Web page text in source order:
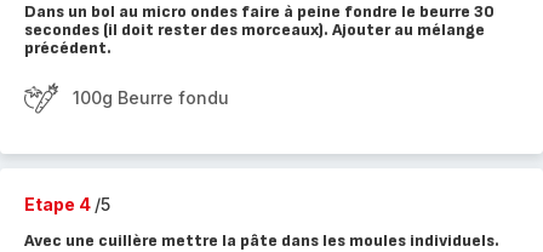
Dans un bol au micro ondes faire à peine fondre le beurre 30
secondes (il doit rester des morceaux). Ajouter au mélange
précédent.
100g Beurre fondu
Etape 4 /5
Avec une cuillère mettre la pâte dans les moules individuels.